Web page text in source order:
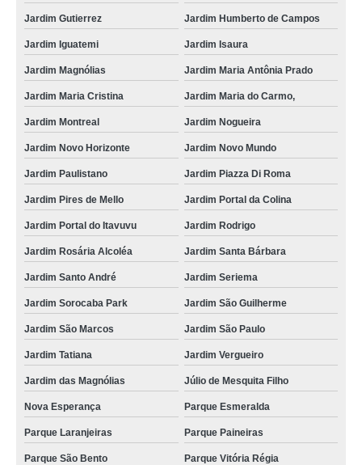
fechadura chave codificada preços Parque Laranjeiras
valor de chave codificada Vila Boa Vista
empresa de chave codificada com alarme Parque dos Eucaliptos
chave codificada carro preços Jardim São Marcos
chip chave codificada preço Jardim Seriema
valor de chip chave codificada Ibiti do Paço
valor de chave codificada de carro Parque São Bento
chave codificada preços Jardim Santa Bárbara
conserto de chave codificada Distrito Industrial
fechadura chave codificada Jardim Sorocaba Park
chave codificada Villágio Ipanema
valor de conserto de chave codificada Alto da boa vista
empresa de conserto de chave codificada Boituva
fechadura chave codificada preço Jardim Portal da Colina
Jardim Gutierrez Jardim Humberto de Campos
Jardim Iguatemi Jardim Isaura
Jardim Magnólias Jardim Maria Antônia Prado
Jardim Maria Cristina Jardim Maria do Carmo,
Jardim Montreal Jardim Nogueira
Jardim Novo Horizonte Jardim Novo Mundo
Jardim Paulistano Jardim Piazza Di Roma
Jardim Pires de Mello Jardim Portal da Colina
Jardim Portal do Itavuvu Jardim Rodrigo
Jardim Rosária Alcoléa Jardim Santa Bárbara
Jardim Santo André Jardim Seriema
Jardim Sorocaba Park Jardim São Guilherme
Jardim São Marcos Jardim São Paulo
Jardim Tatiana Jardim Vergueiro
Jardim das Magnólias Júlio de Mesquita Filho
Nova Esperança Parque Esmeralda
Parque Laranjeiras Parque Paineiras
Parque São Bento Parque Vitória Régia